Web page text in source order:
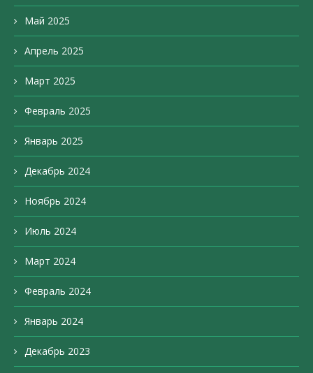
Май 2025
Апрель 2025
Март 2025
Февраль 2025
Январь 2025
Декабрь 2024
Ноябрь 2024
Июль 2024
Март 2024
Февраль 2024
Январь 2024
Декабрь 2023